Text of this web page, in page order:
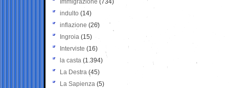
Immigrazione (734)
indulto (14)
inflazione (26)
Ingroia (15)
Interviste (16)
la casta (1.394)
La Destra (45)
La Sapienza (5)